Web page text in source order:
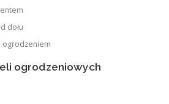
dołu
ogrodzeniowych